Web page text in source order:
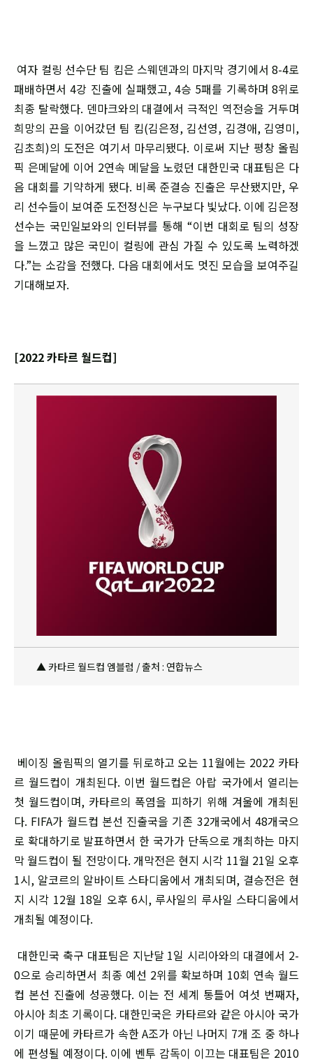
여자 컬링 선수단 팀 킴은 스웨덴과의 마지막 경기에서 8-4로
패배하면서 4강 진출에 실패했고, 4승 5패를 기록하며 8위로
최종 탈락했다. 덴마크와의 대결에서 극적인 역전승을 거두며
희망의 끈을 이어갔던 팀 킴(김은정, 김선영, 김경애, 김영미,
김초희)의 도전은 여기서 마무리됐다. 이로써 지난 평창 올림
픽 은메달에 이어 2연속 메달을 노렸던 대한민국 대표팀은 다
음 대회를 기약하게 됐다. 비록 준결승 진출은 무산됐지만, 우
리 선수들이 보여준 도전정신은 누구보다 빛났다. 이에 김은정
선수는 국민일보와의 인터뷰를 통해 “이번 대회로 팀의 성장
을 느꼈고 많은 국민이 컬링에 관심 가질 수 있도록 노력하겠
다.”는 소감을 전했다. 다음 대회에서도 멋진 모습을 보여주길
기대해보자.
[2022 카타르 월드컵]
▲ 카타르 월드컵 엠블럼 / 출처 : 연합뉴스
베이징 올림픽의 열기를 뒤로하고 오는 11월에는 2022 카타
르 월드컵이 개최된다. 이번 월드컵은 아랍 국가에서 열리는
첫 월드컵이며, 카타르의 폭염을 피하기 위해 겨울에 개최된
다. FIFA가 월드컵 본선 진출국을 기존 32개국에서 48개국으
로 확대하기로 발표하면서 한 국가가 단독으로 개최하는 마지
막 월드컵이 될 전망이다. 개막전은 현지 시각 11월 21일 오후
1시, 알코르의 알바이트 스타디움에서 개최되며, 결승전은 현
지 시각 12월 18일 오후 6시, 루사일의 루사일 스타디움에서
개최될 예정이다.
대한민국 축구 대표팀은 지난달 1일 시리아와의 대결에서 2-
0으로 승리하면서 최종 예선 2위를 확보하며 10회 연속 월드
컵 본선 진출에 성공했다. 이는 전 세계 통틀어 여섯 번째자,
아시아 최초 기록이다. 대한민국은 카타르와 같은 아시아 국가
이기 때문에 카타르가 속한 A조가 아닌 나머지 7개 조 중 하나
에 편성될 예정이다. 이에 벤투 감독이 이끄는 대표팀은 2010